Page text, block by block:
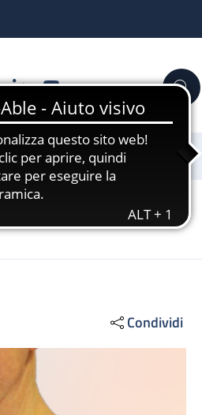
LinkedinYouTube Cerca
Sostienici
Condividi